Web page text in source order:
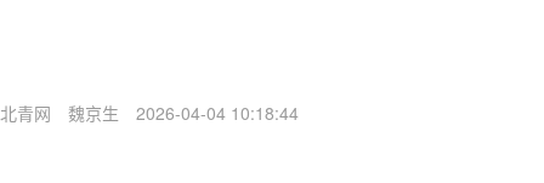
北青网 魏京生 2026-04-04 10:18:44